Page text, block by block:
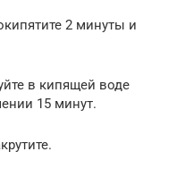
2 минуты и
в кипящей воде
15 минут.